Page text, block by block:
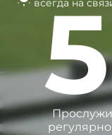
всегда на